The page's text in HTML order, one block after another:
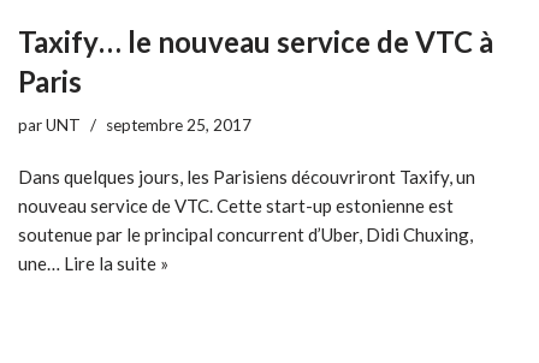
Taxify… le nouveau service de VTC à
Paris
parUNT septembre 25, 2017
Dans quelques jours, les Parisiens découvriront Taxify, un
nouveau service de VTC. Cette start-up estonienne est
soutenue par le principal concurrent d’Uber, Didi Chuxing,
une… Lire la suite »